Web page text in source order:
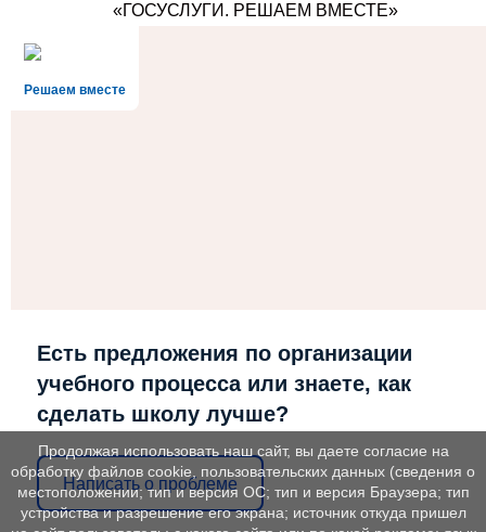
«ГОСУСЛУГИ. РЕШАЕМ ВМЕСТЕ»
Решаем вместе
Есть предложения по организации
учебного процесса или знаете, как
сделать школу лучше?
Написать о проблеме
Продолжая использовать наш сайт, вы даете согласие на
обработку файлов cookie, пользовательских данных (сведения о
местоположении; тип и версия ОС; тип и версия Браузера; тип
устройства и разрешение его экрана; источник откуда пришел